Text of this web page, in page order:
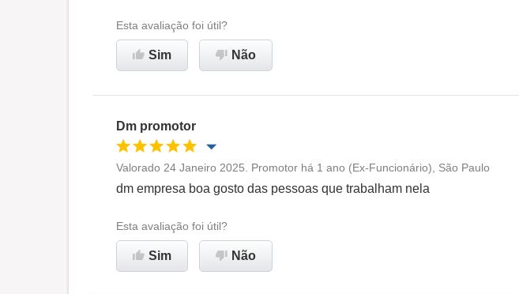
Esta avaliação foi útil?
Sim Não
Dm promotor
Oportunidade de promoção
Ambiente de trabalho
Conciliação com a vida familiar
Recomenda esta empresa
Valorado 24 Janeiro 2025. Promotor há 1 ano (Ex-Funcionário), São Paulo
dm empresa boa gosto das pessoas que trabalham nela
Esta avaliação foi útil?
Sim Não